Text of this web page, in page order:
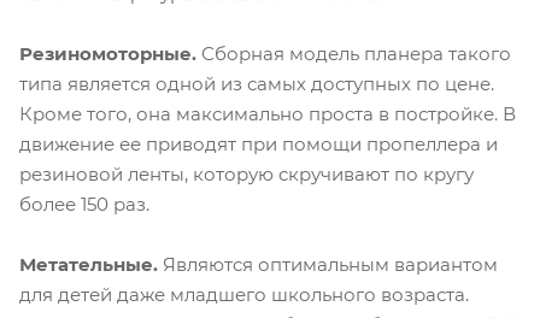
Резиномоторные. Сборная модель планера такого
типа является одной из самых доступных по цене.
Кроме того, она максимально проста в постройке. В
движение ее приводят при помощи пропеллера и
резиновой ленты, которую скручивают по кругу
более 150 раз.
Метательные. Являются оптимальным вариантом
для детей даже младшего школьного возраста.